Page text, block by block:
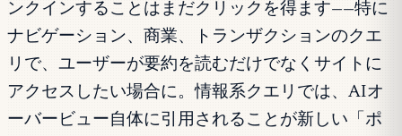
ンクインすることはまだクリックを得ます——特に
ナビゲーション、商業、トランザクションのクエ
リで、ユーザーが要約を読むだけでなくサイトに
アクセスしたい場合に。情報系クエリでは、AIオ
ーバービュー自体に引用されることが新しい「ポ